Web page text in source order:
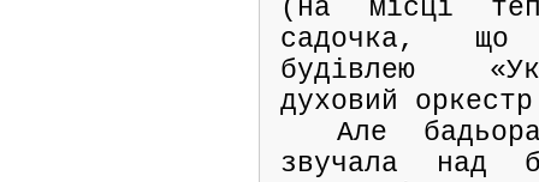
(на місці
садочка, що
будівлею
духовий
Але
звучала над